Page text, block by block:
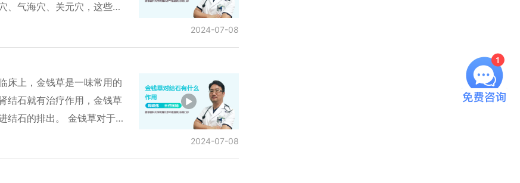
、气海穴、关元穴，这些穴
气血，对人体的健康有好
，这样才能取得最好的疗
2024-07-08
床上，金钱草是一味常用的
结石就有治疗作用，金钱草
结石的排出。 金钱草对于胆
要的作用，甚至是不可或缺
等不同的辨证结果，都会
2024-07-08